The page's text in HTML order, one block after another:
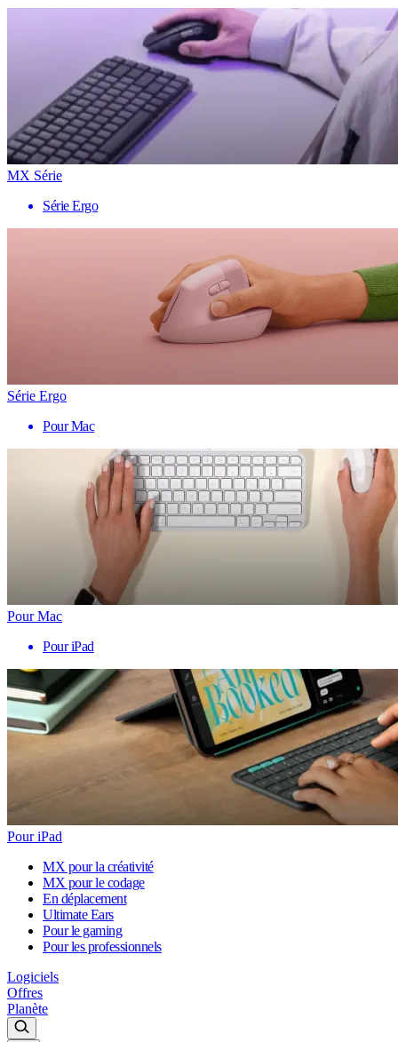
MX Série
Série Ergo
Série Ergo
Pour Mac
Pour Mac
Pour iPad
Pour iPad
MX pour la créativité
MX pour le codage
En déplacement
Ultimate Ears
Pour le gaming
Pour les professionnels
Logiciels
Offres
Planète